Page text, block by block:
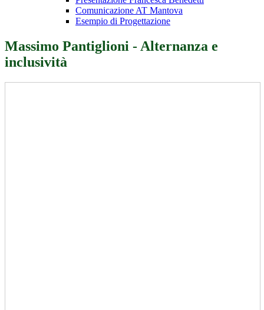
Comunicazione AT Mantova
Esempio di Progettazione
Massimo Pantiglioni - Alternanza e
inclusività